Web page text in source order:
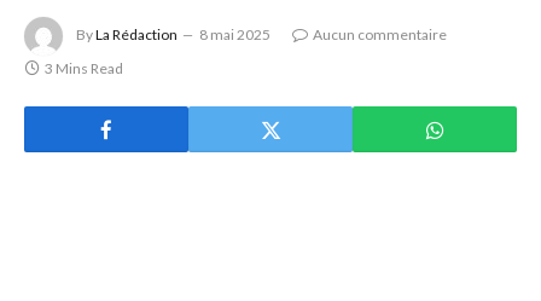
ByLa Rédaction 8 mai 2025
Aucun commentaire
3 Mins Read